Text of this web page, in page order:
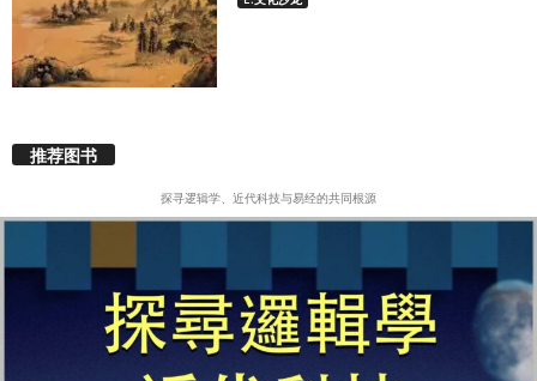
推荐图书
探寻逻辑学、近代科技与易经的共同根源